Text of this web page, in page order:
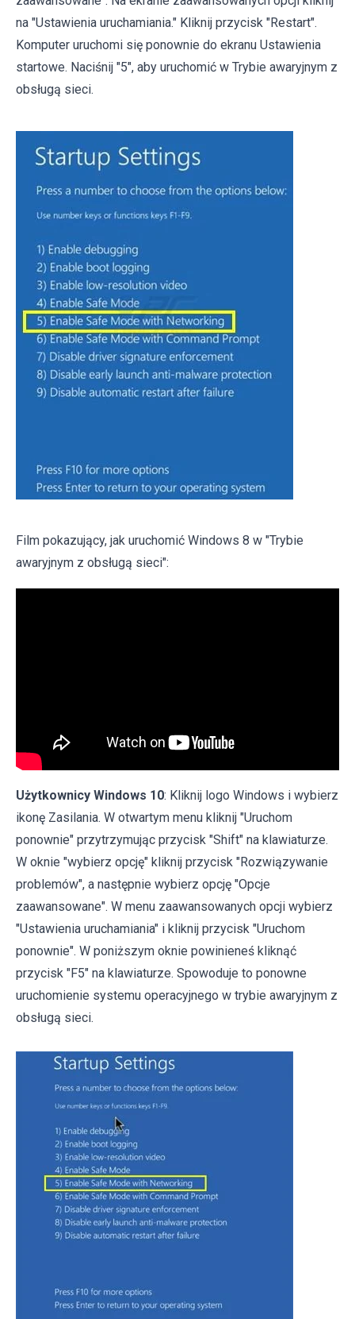
na "Ustawienia uruchamiania." Kliknij przycisk "Restart".
Komputer uruchomi się ponownie do ekranu Ustawienia
startowe. Naciśnij "5", aby uruchomić w Trybie awaryjnym z
obsługą sieci.
Film pokazujący, jak uruchomić Windows 8 w "Trybie
awaryjnym z obsługą sieci":
Użytkownicy Windows 10: Kliknij logo Windows i wybierz
ikonę Zasilania. W otwartym menu kliknij "Uruchom
ponownie" przytrzymując przycisk "Shift" na klawiaturze.
W oknie "wybierz opcję" kliknij przycisk "Rozwiązywanie
problemów", a następnie wybierz opcję "Opcje
zaawansowane". W menu zaawansowanych opcji wybierz
"Ustawienia uruchamiania" i kliknij przycisk "Uruchom
ponownie". W poniższym oknie powinieneś kliknąć
przycisk "F5" na klawiaturze. Spowoduje to ponowne
uruchomienie systemu operacyjnego w trybie awaryjnym z
obsługą sieci.